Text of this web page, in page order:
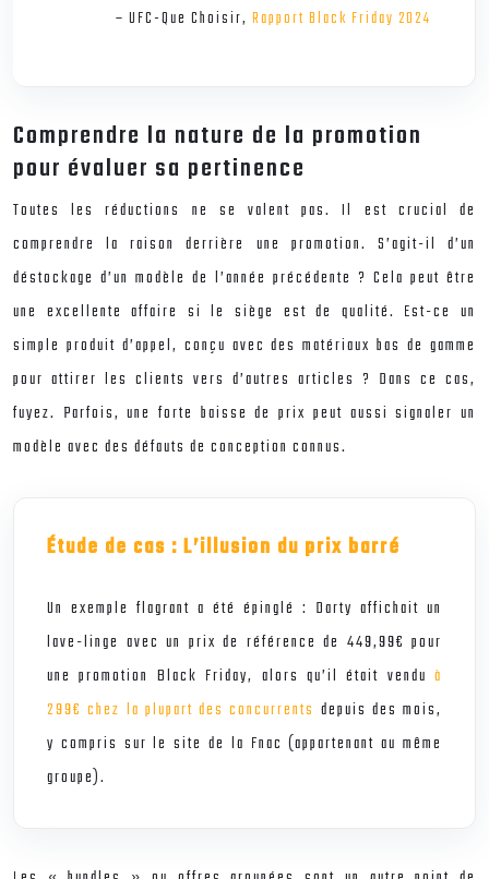
– UFC-Que Choisir, Rapport Black Friday 2024
Comprendre la nature de la promotion
pour évaluer sa pertinence
Toutes les réductions ne se valent pas. Il est crucial de
comprendre la raison derrière une promotion. S’agit-il d’un
déstockage d’un modèle de l’année précédente ? Cela peut être
une excellente affaire si le siège est de qualité. Est-ce un
simple produit d’appel, conçu avec des matériaux bas de gamme
pour attirer les clients vers d’autres articles ? Dans ce cas,
fuyez. Parfois, une forte baisse de prix peut aussi signaler un
modèle avec des défauts de conception connus.
Étude de cas : L’illusion du prix barré
Un exemple flagrant a été épinglé : Darty affichait un
lave-linge avec un prix de référence de 449,99€ pour
une promotion Black Friday, alors qu’il était vendu à
299€ chez la plupart des concurrents depuis des mois,
y compris sur le site de la Fnac (appartenant au même
groupe).